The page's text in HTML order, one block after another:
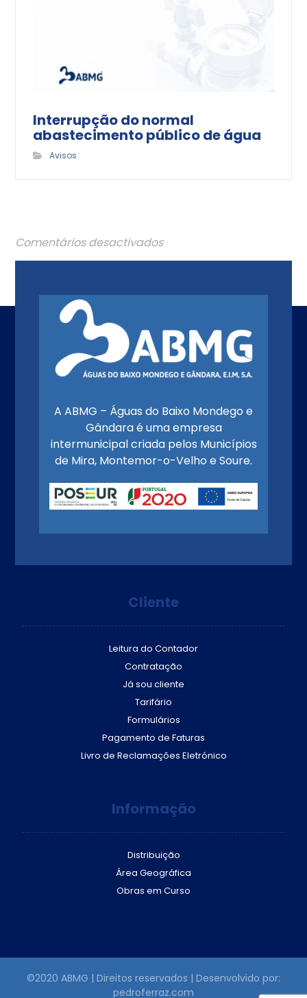
Interrupção do normal
abastecimento público de água
Avisos
Comentários desactivados
A ABMG – Águas do Baixo Mondego e
Gândara é uma empresa
intermunicipal criada pelos Municípios
de Mira, Montemor-o-Velho e Soure.
Cliente
Leitura do Contador
Contratação
Já sou cliente
Tarifário
Formulários
Pagamento de Faturas
Livro de Reclamações Eletrónico
Informação
Distribuição
Área Geográfica
Obras em Curso
©2020 ABMG | Direitos reservados | Desenvolvido por:
pedroferraz.com